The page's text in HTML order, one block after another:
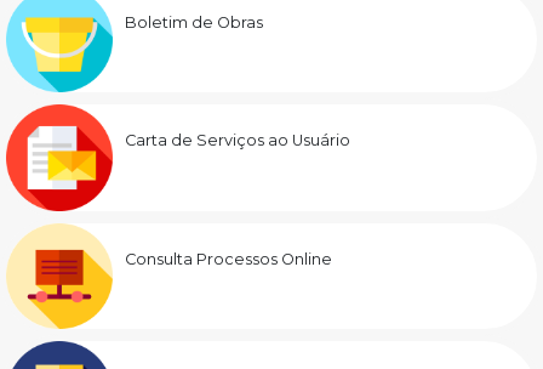
Boletim de Obras
Carta de Serviços ao Usuário
Consulta Processos Online